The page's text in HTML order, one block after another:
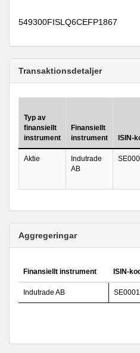
549300FISLQ6CEFP1867
Transaktionsdetaljer
Typ av
finansiellt
instrument
Finansiellt
instrument
ISIN-
Aktie
Indutrade
AB
Aggregeringar
Finansiellt instrument ISIN-kod
Indutrade AB